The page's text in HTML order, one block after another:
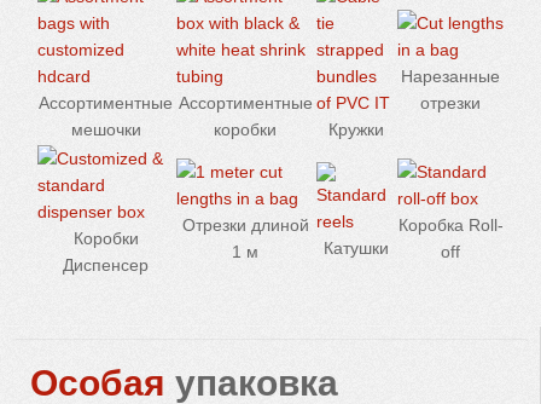
Ассортиментные
мешочки
Ассортиментные
коробки
Кружки
Нарезанные
отрезки
Коробки
Диспенсер
Oтрезки длиной
1 м
Катушки
Коробка Roll-
off
Особая упаковка